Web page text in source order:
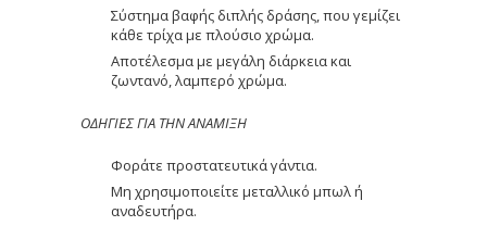
Σύστημα βαφής διπλής δράσης, που γεμίζει
κάθε τρίχα με πλούσιο χρώμα.
Αποτέλεσμα με μεγάλη διάρκεια και
ζωντανό, λαμπερό χρώμα.
ΟΔΗΓΙΕΣ ΓΙΑ ΤΗΝ ΑΝΑΜΙΞΗ
Φοράτε προστατευτικά γάντια.
Μη χρησιμοποιείτε μεταλλικό μπωλ ή
αναδευτήρα.